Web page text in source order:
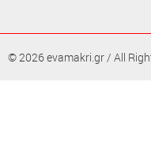
© 2026 evamakri.gr / All